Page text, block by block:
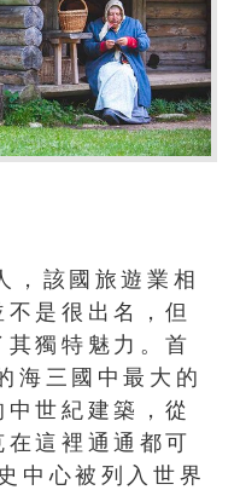
，該國旅遊業相
是很出名，但
獨特魅力。首
海三國中最大的
世紀建築，從
這裡通通都可
中心被列入世界